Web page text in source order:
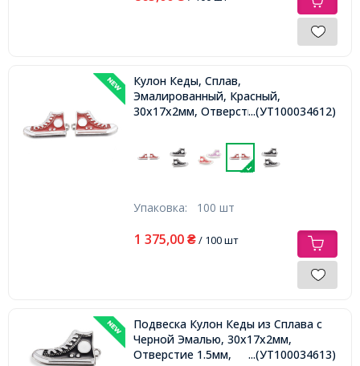
Кулон Кеды, Сплав,
Эмалированный, Красный,
30x17x2мм, Отверстие 1.5мм,
...(УТ100034612)
Упаковка: 100 шт
1 375,00 ₴/ 100 шт
Подвеска Кулон Кеды из Сплава с
Черной Эмалью, 30x17x2мм,
Отверстие 1.5мм,
...(УТ100034613)